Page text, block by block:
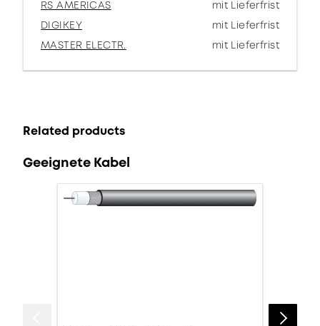
RS AMERICAS
mit Lieferfrist
DIGIKEY
mit Lieferfrist
MASTER ELECTR.
mit Lieferfrist
Related products
Geeignete Kabel